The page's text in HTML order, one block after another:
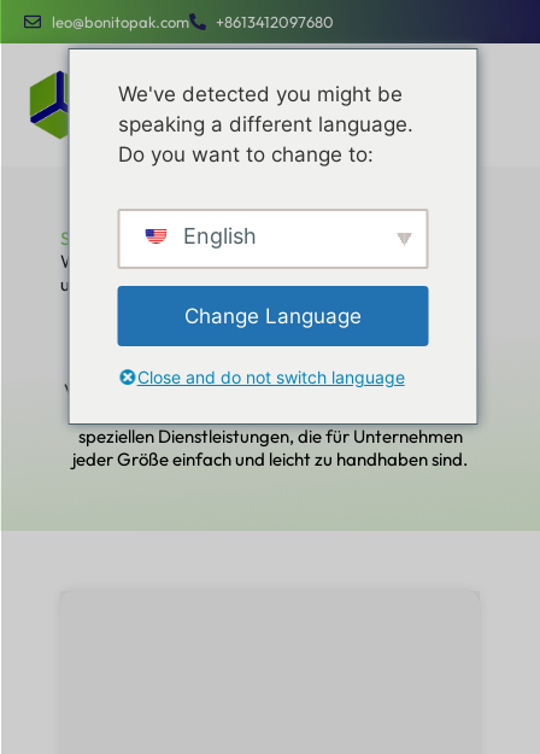
leo@bonitopak.com +8613412097680
Startseite
Wie man die Abmessungen einer Box misst: Die
ultimative Schritt-für-Schritt-Anleitung
Wie man die Abmessungen einer Box
misst: Die ultimative Schritt-für-Schritt-
Anleitung
Verbessern Sie Ihre betriebliche Effizienz, optimieren
speziellen Dienstleistungen, die für Unternehmen
jeder Größe einfach und leicht zu handhaben sind.
We've detected you might be
speaking a different language.
Do you want to change to:
English
Change Language
Close and do not switch language